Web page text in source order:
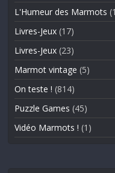
L'Humeur des Marmots
Livres-Jeux (17)
Livres-Jeux (23)
Marmot vintage (5)
On teste ! (814)
Puzzle Games (45)
Vidéo Marmots ! (1)